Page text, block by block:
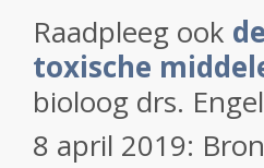
Raadpleeg ook
toxische
bioloog drs.
8 april 2019: